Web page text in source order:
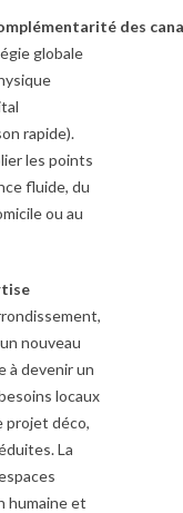
des
globale
rapide).
les points
fluide, du
ou au
nouveau
à devenir un
locaux
projet déco,
La
humaine et